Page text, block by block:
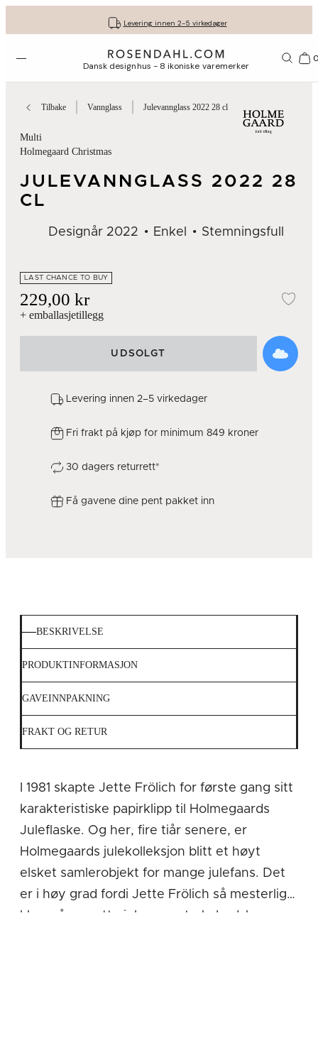
Levering innen 2-5 virkedager
Fri frakt på kjøp for minimum 849 kr.
30 dagers returrett
Få gavene dine pent pakket inn
Åpne menyen Dansk designhus - 8 ikoniske varemerker 1156
Tilbake Vannglass Julevannglass 2022 28 cl
Multi
Holmegaard Christmas
JULEVANNGLASS 2022 28
CL
Designår 2022 Enkel Stemningsfull
LAST CHANCE TO BUY
229,00 kr
+ emballasjetillegg
UDSOLGT
Levering innen 2–5 virkedager
Fri frakt på kjøp for minimum 849 kroner
30 dagers returrett*
Få gavene dine pent pakket inn
BESKRIVELSE
PRODUKTINFORMASJON
GAVEINNPAKNING
FRAKT OG RETUR
I 1981 skapte Jette Frölich for første gang sitt
karakteristiske papirklipp til Holmegaards
Juleflaske. Og her, fire tiår senere, er
Holmegaards julekolleksjon blitt et høyt
elsket samlerobjekt for mange julefans. Det
er i høy grad fordi Jette Frölich så mesterlig
klarer å omsette julens sentrale budskap,